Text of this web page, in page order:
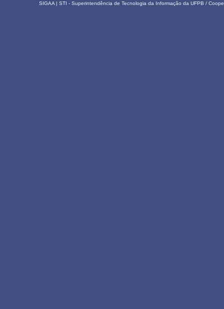
SIGAA | STI - Superintendência de Tecnologia da Informação da UFPB /